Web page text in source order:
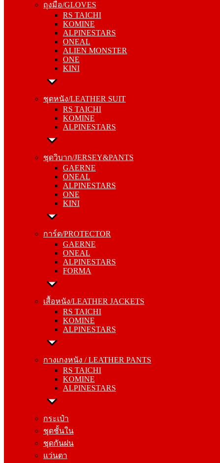
ถุงมือ/GLOVES
RS TAICHI
KOMINE
ALPINESTARS
ONEAL
ALIEN MONSTER
ONE
KINI
ชุดหนัง/LEATHER SUIT
RS TAICHI
KOMINE
ALPINESTARS
ชุดวิบาก/JERSEY&PANTS
GAERNE
ONEAL
ALPINESTARS
ONE
KINI
การ์ด/PROTECTOR
GAERNE
ONEAL
ALPINESTARS
FORMA
เสื้อหนัง/LEATHER JACKETS
RS TAICHI
KOMINE
ALPINESTARS
กางเกงหนัง / LEATHER PANTS
RS TAICHI
KOMINE
ALPINESTARS
กระเป๋า
ชุดชั้นใน
ชุดกันฝน
แว่นตา
KOMINE
ALPINESTARS
ONEAL
ALIEN MONSTER
ONE
KINI
ชุดหนัง/LEATHER SUIT
KOMINE
ALPINESTARS
ชุดวิบาก/JERSEY&PANTS
ONEAL
ALPINESTARS
ONE
KINI
การ์ด/PROTECTOR
ONEAL
ALPINESTARS
FORMA
เสื้อหนัง/LEATHER JACKETS
KOMINE
ALPINESTARS
กางเกงหนัง / LEATHER PANTS
KOMINE
ALPINESTARS
กระเป๋า
ชุดชั้นใน
ชุดกันฝน
แว่นตา
โม่ง